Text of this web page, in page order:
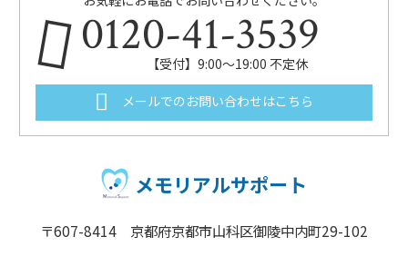
0120-41-3539
【受付】9:00～19:00 不定休
メールでのお問い合わせはこちら
メモリアルサポート
〒607-8414 京都府京都市山科区御陵中内町29-102